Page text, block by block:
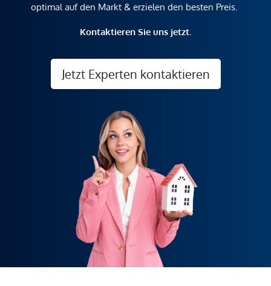
optimal auf den Markt & erzielen den besten Preis.
Kontaktieren Sie uns jetzt.
Jetzt Experten kontaktieren